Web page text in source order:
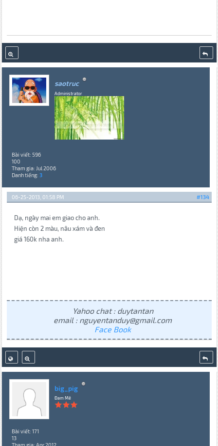
saotruc
Administrator
Bài viết: 596
100
Tham gia: Jul 2006
Danh tiếng: 3
#134
06-25-2013, 01:58 PM
Dạ, ngày mai em giao cho anh.
Hiện còn 2 màu, nâu xám và đen
giá 160k nha anh.
Yahoo chat : duytantan
email : nguyentanduy@gmail.com
Face Book
big_pig
Đam Mê
Bài viết: 171
13